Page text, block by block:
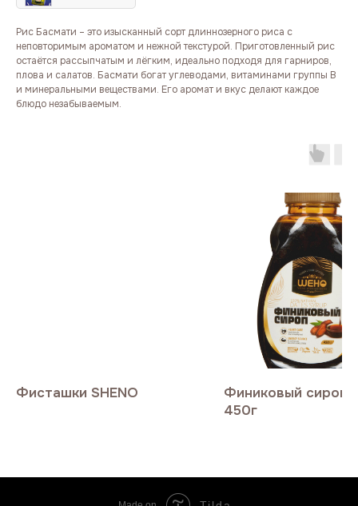
Рис Басмати – это изысканный сорт длиннозерного риса с
неповторимым ароматом и нежной текстурой. Приготовленный рис
остаётся рассыпчатым и лёгким, идеально подходя для гарниров,
плова и салатов. Басмати богат углеводами, витаминами группы B
и минеральными веществами. Его аромат и вкус делают каждое
блюдо незабываемым.
Фисташки SHENO
Финиковый сироп
450г